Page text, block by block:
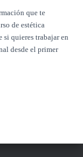
que te
de estética
si quieres trabajar en
desde el primer